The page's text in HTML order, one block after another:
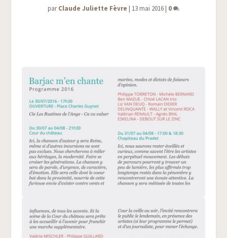
parClaude Juliette Fèvre | 13 mai 2016 | 0